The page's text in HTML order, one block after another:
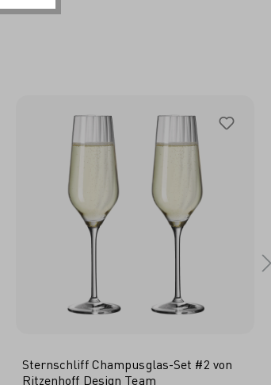
Sternschliff Champusglas-Set #2 von
Ritzenhoff Design Team